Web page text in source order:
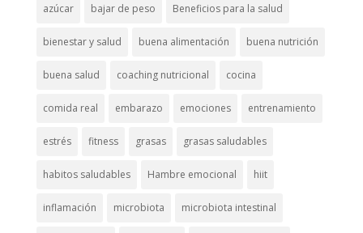
azúcar bajar de peso Beneficios para la salud
bienestar y salud buena alimentación buena nutrición
buena salud coaching nutricional cocina
comida real embarazo emociones entrenamiento
estrés fitness grasas grasas saludables
habitos saludables Hambre emocional hiit
inflamación microbiota microbiota intestinal